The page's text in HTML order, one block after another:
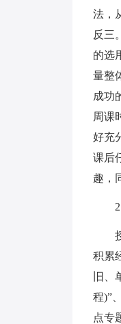
法，
反三
的选
量整
成功
周课
好充
课后
趣，
2、
授
积累
旧
程)”
点专